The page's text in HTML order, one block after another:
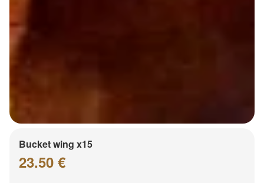
Bucket wing x15
23.50 €